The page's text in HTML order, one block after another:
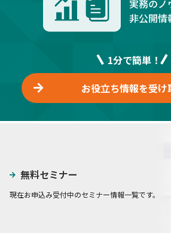
実務のノ
非公開情
1分で簡単！
お役立ち情報を受け
無料セミナー
現在お申込み受付中のセミナー情報一覧です。